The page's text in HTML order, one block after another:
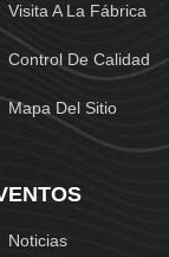
Visita A La Fábrica
Control De Calidad
Mapa Del Sitio
Noticias